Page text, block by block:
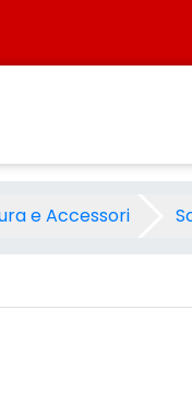
e Accessori